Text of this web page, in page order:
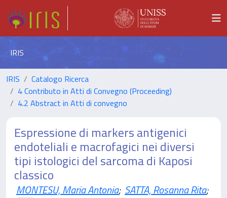
IRIS
IRIS
Catalogo Ricerca
4 Contributo in Atti di Convegno (Proceeding)
4.2 Abstract in Atti di convegno
Espressione di markers antigenici
endoteliali e macrofagici nei diversi
tipi istologici del sarcoma di Kaposi
classico
MONTESU, Maria Antonia; SATTA, Rosanna Rita;